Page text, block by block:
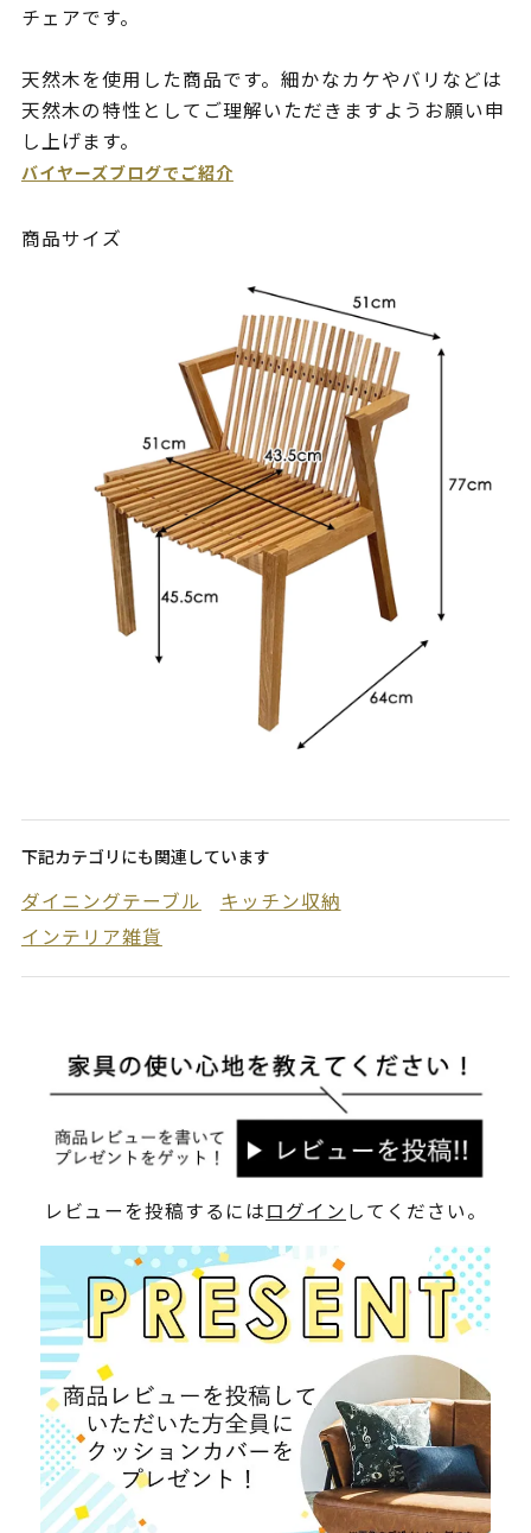
チェアです。
天然木を使用した商品です。細かなカケやバリなどは
天然木の特性としてご理解いただきますようお願い申
し上げます。
バイヤーズブログでご紹介
商品サイズ
下記カテゴリにも関連しています
ダイニングテーブル
キッチン収納
インテリア雑貨
レビューを投稿するにはログイン してください。